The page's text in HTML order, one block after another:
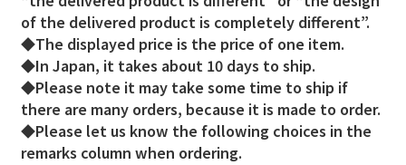
of the delivered product is completely different”.
◆The displayed price is the price of one item.
◆In Japan, it takes about 10 days to ship.
◆Please note it may take some time to ship if
there are many orders, because it is made to order.
◆Please let us know the following choices in the
remarks column when ordering.